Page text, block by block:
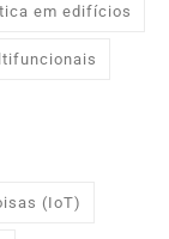
em edifícios
(IoT)